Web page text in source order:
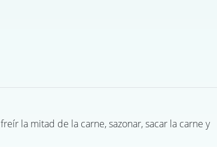
la mitad de la carne, sazonar, sacar la carne y